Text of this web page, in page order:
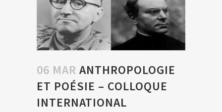
06 MAR ANTHROPOLOGIE
ET POÉSIE – COLLOQUE
INTERNATIONAL